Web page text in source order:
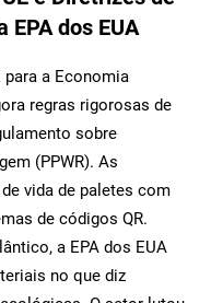
EPA dos EUA
a Economia
regras rigorosas de
sobre
(PPWR). As
vida de paletes com
de códigos QR.
a EPA dos EUA
no que diz